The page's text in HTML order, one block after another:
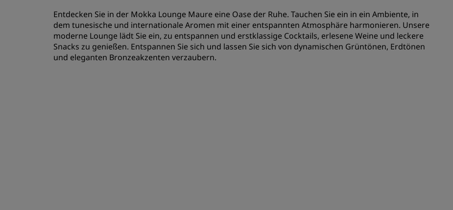
Radisson Hotels App
Bookers and Planners
REGISTRIEREN
Entdecken Sie in der Mokka Lounge Maure eine Oase der Ruhe. Tauchen Sie ein in ein Ambiente, in
dem tunesische und internationale Aromen mit einer entspannten Atmosphäre harmonieren. Unsere
moderne Lounge lädt Sie ein, zu entspannen und erstklassige Cocktails, erlesene Weine und leckere
Snacks zu genießen. Entspannen Sie sich und lassen Sie sich von dynamischen Grüntönen, Erdtönen
und eleganten Bronzeakzenten verzaubern.